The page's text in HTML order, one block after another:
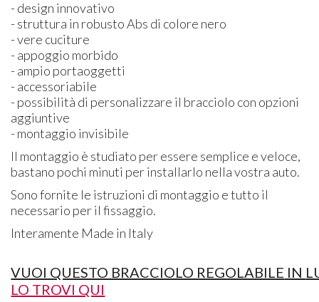
- design innovativo
- struttura in robusto Abs di colore nero
- vere cuciture
- appoggio morbido
- ampio portaoggetti
- accessoriabile
- possibilità di personalizzare il bracciolo con opzioni
aggiuntive
- montaggio invisibile
Il montaggio è studiato per essere semplice e veloce,
bastano pochi minuti per installarlo nella vostra auto.
Sono fornite le istruzioni di montaggio e tutto il
necessario per il fissaggio.
Interamente Made in Italy
VUOI QUESTO BRACCIOLO REGOLABILE IN
LO TROVI QUI